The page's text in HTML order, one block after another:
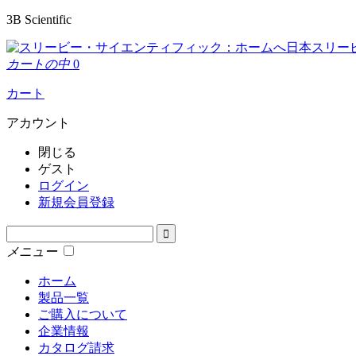
3B Scientific
日本スリー
カートの中 0
カート
アカウント
閉じる
ゲスト
ログイン
新規会員登録
メニュー
ホーム
製品一覧
ご購入について
企業情報
カタログ請求